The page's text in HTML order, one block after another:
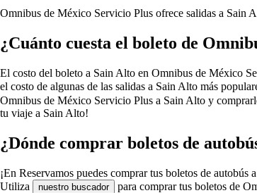
Omnibus de México Servicio Plus ofrece salidas a Sain
¿Cuánto cuesta el boleto de
El costo del boleto a Sain Alto en Omnibus de México
el costo de algunas de las salidas a Sain Alto más
Omnibus de México Servicio Plus a Sain Alto y
tu viaje a Sain Alto!
¿Dónde comprar boletos de
¡En Reservamos puedes comprar tus boletos de
Utiliza
nuestro buscador
para comprar tus boletos de